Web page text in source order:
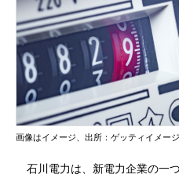
画像はイメージ、出所：ゲッティイメー
石川電力は、新電力企業の一